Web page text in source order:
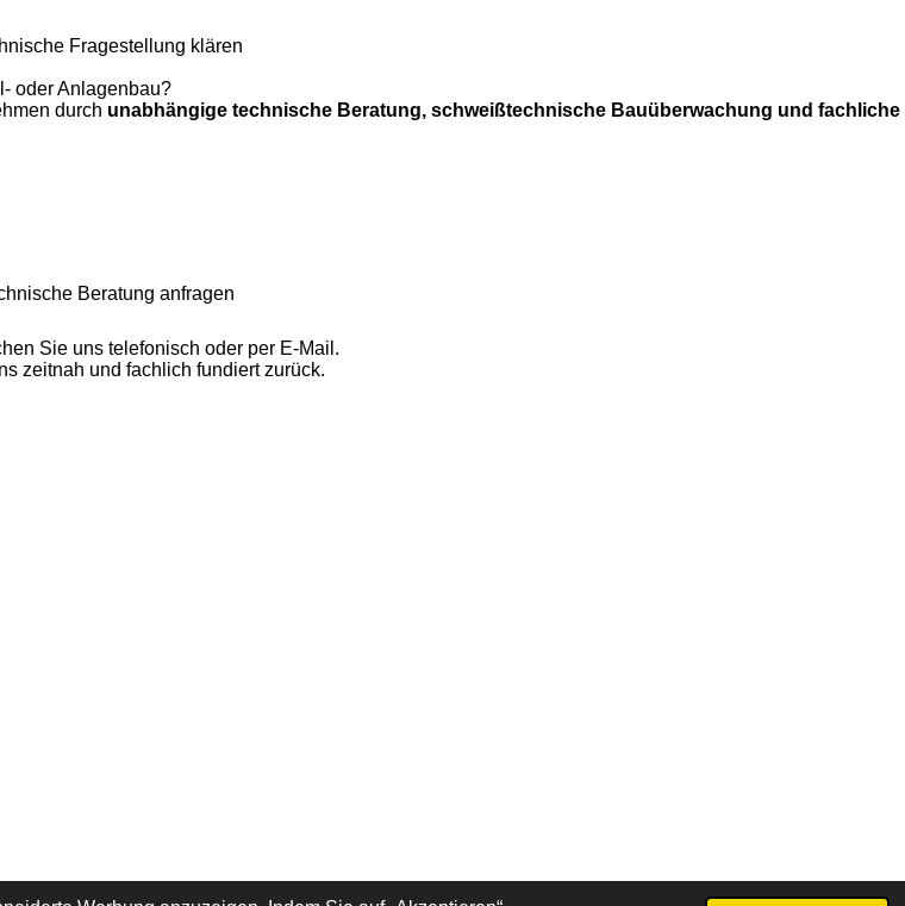
Fragestellung klären
oder Anlagenbau?
durch unabhängige technische Beratung, schweißtechnische Bauüberwachung und fachliche
Beratung anfragen
Sie uns telefonisch oder per E-Mail.
zeitnah und fachlich fundiert zurück.